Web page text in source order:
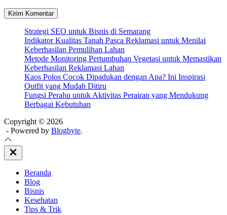
Strategi SEO untuk Bisnis di Semarang
Indikator Kualitas Tanah Pasca Reklamasi untuk Menilai
Keberhasilan Pemulihan Lahan
Metode Monitoring Pertumbuhan Vegetasi untuk Memastikan
Keberhasilan Reklamasi Lahan
Kaos Polos Cocok Dipadukan dengan Apa? Ini Inspirasi
Outfit yang Mudah Ditiru
Fungsi Perahu untuk Aktivitas Perairan yang Mendukung
Berbagai Kebutuhan
Copyright © 2026
- Powered by Blogbyte.
Close
Off
Beranda
Blog
Bisnis
Kesehatan
Tips & Trik